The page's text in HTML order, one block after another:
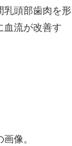
乳頭部歯肉を形
血流が改善す
像。